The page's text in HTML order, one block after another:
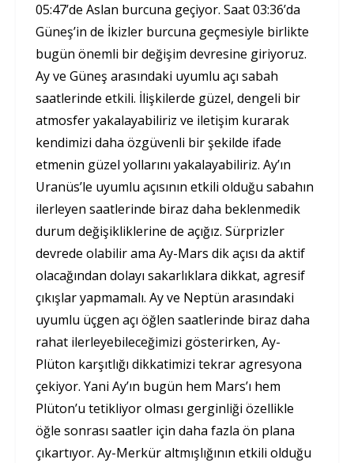
05:47’de Aslan burcuna geçiyor. Saat 03:36’da
Güneş’in de İkizler burcuna geçmesiyle birlikte
bugün önemli bir değişim devresine giriyoruz.
Ay ve Güneş arasındaki uyumlu açı sabah
saatlerinde etkili. İlişkilerde güzel, dengeli bir
atmosfer yakalayabiliriz ve iletişim kurarak
kendimizi daha özgüvenli bir şekilde ifade
etmenin güzel yollarını yakalayabiliriz. Ay’ın
Uranüs’le uyumlu açısının etkili olduğu sabahın
ilerleyen saatlerinde biraz daha beklenmedik
durum değişikliklerine de açığız. Sürprizler
devrede olabilir ama Ay-Mars dik açısı da aktif
olacağından dolayı sakarlıklara dikkat, agresif
çıkışlar yapmamalı. Ay ve Neptün arasındaki
uyumlu üçgen açı öğlen saatlerinde biraz daha
rahat ilerleyebileceğimizi gösterirken, Ay-
Plüton karşıtlığı dikkatimizi tekrar agresyona
çekiyor. Yani Ay’ın bugün hem Mars’ı hem
Plüton’u tetikliyor olması gerginliği özellikle
öğle sonrası saatler için daha fazla ön plana
çıkartıyor. Ay-Merkür altmışlığının etkili olduğu